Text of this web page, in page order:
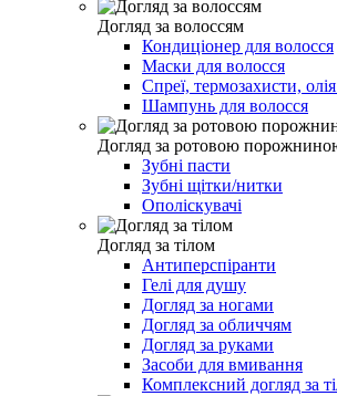
Догляд за волоссям
Кондиціонер для волосся
Маски для волосся
Спреї, термозахисти,
Шампунь для волосся
Догляд за ротовою
Зубні пасти
Зубні щітки/нитки
Ополіскувачі
Догляд за тілом
Антиперспіранти
Гелі для душу
Догляд за ногами
Догляд за обличчям
Догляд за руками
Засоби для вмивання
Комплексний догляд за